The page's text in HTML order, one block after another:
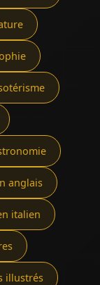
anglais
italien
illustrés